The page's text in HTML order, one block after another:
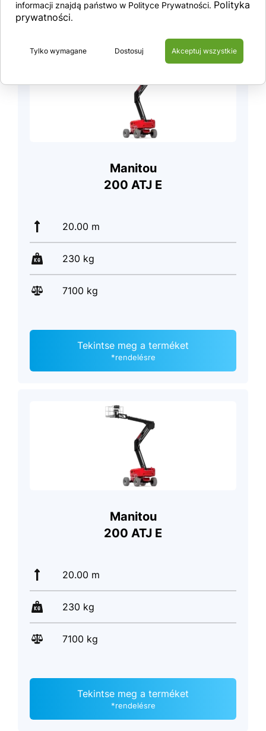
57 000 €
Manitou
200 ATJ E
20.00 m
230 kg
7100 kg
Tekintse meg a terméket
*rendelésre
Manitou
200 ATJ E
20.00 m
230 kg
7100 kg
Tekintse meg a terméket
*rendelésre
informacji znajdą państwo w Polityce Prywatności. Polityka
prywatności.
Dostosuj
Tylko wymagane Akceptuj wszystkie